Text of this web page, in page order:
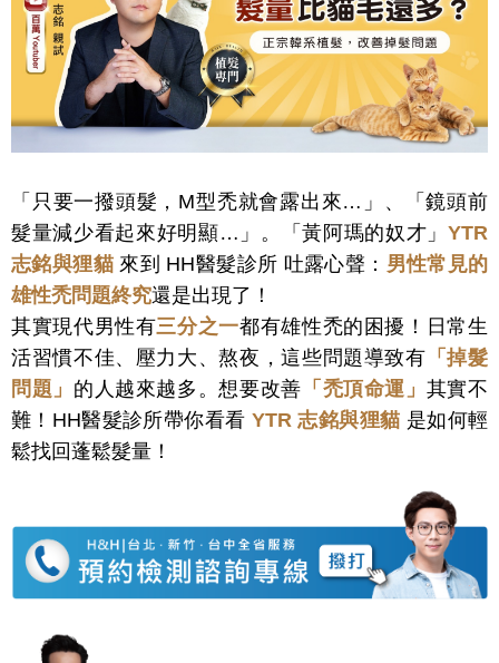
「只要一撥頭髮，M型禿就會露出來…」、「鏡頭前
髮量減少看起來好明顯…」。「黃阿瑪的奴才」 YTR
志銘與狸貓 來到 HH醫髮診所 吐露心聲： 男性常見的
雄性禿問題終究還是出現了！
其實現代男性有三分之一都有雄性禿的困擾！日常生
活習慣不佳、壓力大、熬夜，這些問題導致有 「掉髮
問題」 的人越來越多。想要改善 「禿頂命運」 其實不
難！HH醫髮診所帶你看看 YTR 志銘與狸貓 是如何輕
鬆找回蓬鬆髮量！